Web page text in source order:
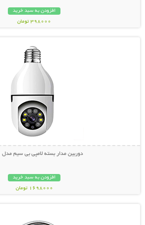
افزودن به سبد خرید
398000 تومان
نمایش توضیحات بیشتر
دوربین مدار بسته لامپی بی سیم مدل V380
افزودن به سبد خرید
1698000 تومان
نمایش توضیحات بیشتر